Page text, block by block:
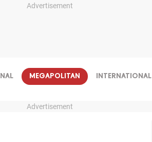
Advertisement
MEGAPOLITAN INTERNATIONAL
Advertisement